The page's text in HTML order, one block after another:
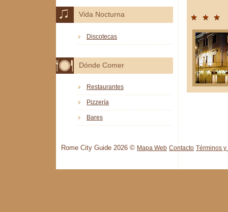
Vida Nocturna
Discotecas
Dónde Comer
Restaurantes
Pizzería
Bares
Rome City Guide 2026 © Mapa Web Contacto Términos